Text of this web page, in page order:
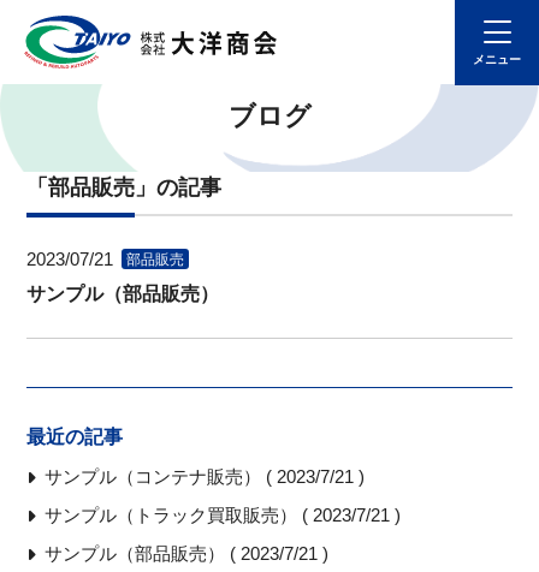
ブログ
「部品販売」の記事
2023/07/21 部品販売
サンプル（部品販売）
最近の記事
サンプル（コンテナ販売） ( 2023/7/21 )
サンプル（トラック買取販売） ( 2023/7/21 )
サンプル（部品販売） ( 2023/7/21 )